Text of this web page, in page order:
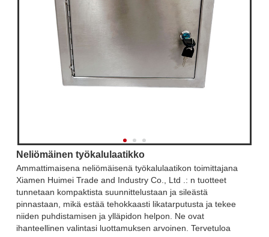
Neliömäinen työkalulaatikko
Ammattimaisena neliömäisenä työkalulaatikon toimittajana
Xiamen Huimei Trade and Industry Co., Ltd .: n tuotteet
tunnetaan kompaktista suunnittelustaan ​​ja sileästä
pinnastaan, mikä estää tehokkaasti likatarputusta ja tekee
niiden puhdistamisen ja ylläpidon helpon. Ne ovat
ihanteellinen valintasi luottamuksen arvoinen. Tervetuloa